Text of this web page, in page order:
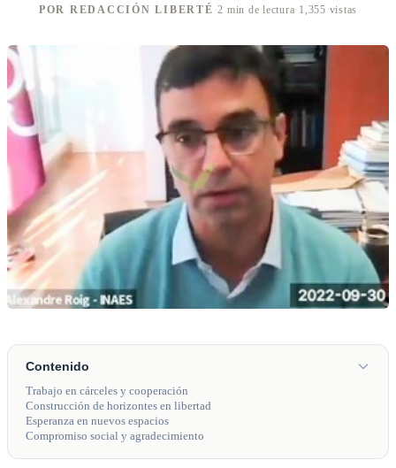
POR REDACCIÓN LIBERTÉ ·2 min de lectura· 1,355 vistas
Contenido
Trabajo en cárceles y cooperación
Construcción de horizontes en libertad
Esperanza en nuevos espacios
Compromiso social y agradecimiento